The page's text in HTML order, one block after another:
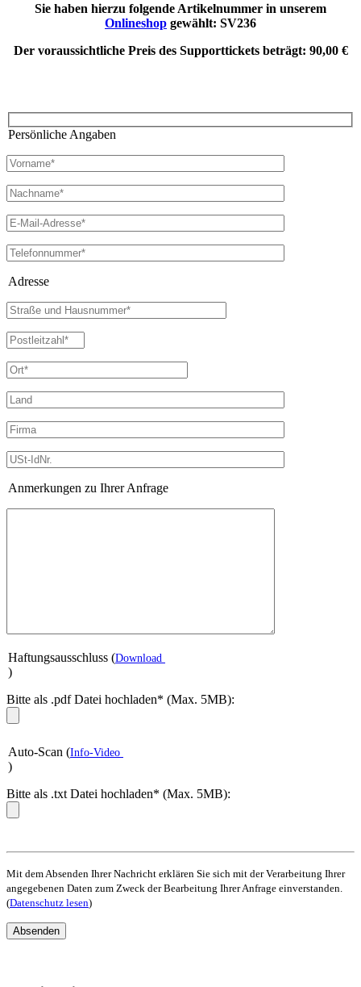
Sie haben hierzu folgende Artikelnummer in unserem
Onlineshop gewählt: SV236
Der voraussichtliche Preis des Supporttickets beträgt: 90,00 €
Persönliche Angaben
Adresse
Anmerkungen zu Ihrer Anfrage
Haftungsausschluss (Download
)
Bitte als .pdf Datei hochladen* (Max. 5MB):
Auto-Scan (Info-Video
)
Bitte als .txt Datei hochladen* (Max. 5MB):
Mit dem Absenden Ihrer Nachricht erklären Sie sich mit der Verarbeitung Ihrer
angegebenen Daten zum Zweck der Bearbeitung Ihrer Anfrage einverstanden.
(Datenschutz lesen)